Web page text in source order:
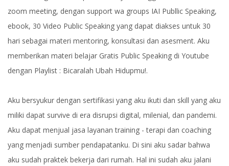
zoom meeting, dengan support wa groups IAI Publlic Speaking,
ebook, 30 Video Public Speaking yang dapat diakses untuk 30
hari sebagai materi mentoring, konsultasi dan asesment. Aku
memberikan materi belajar Gratis Public Speaking di Youtube
dengan Playlist : Bicaralah Ubah Hidupmu!.
Aku bersyukur dengan sertifikasi yang aku ikuti dan skill yang aku
miliki dapat survive di era disrupsi digital, milenial, dan pandemi.
Aku dapat menjual jasa layanan training - terapi dan coaching
yang menjadi sumber pendapatanku. Di sini aku sadar bahwa
aku sudah praktek bekerja dari rumah. Hal ini sudah aku jalani